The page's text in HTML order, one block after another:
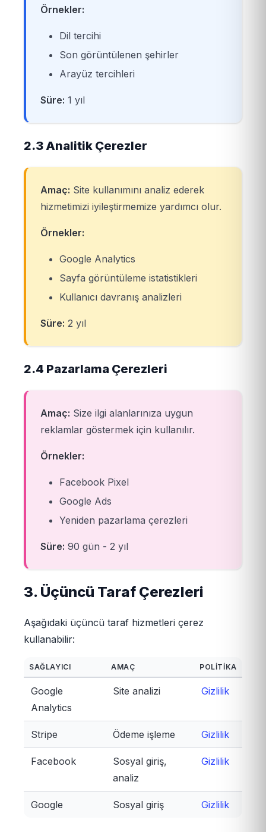
Örnekler:
Dil tercihi
Son görüntülenen şehirler
Arayüz tercihleri
Süre: 1 yıl
2.3 Analitik Çerezler
Amaç: Site kullanımını analiz ederek
hizmetimizi iyileştirmemize yardımcı olur.
Örnekler:
Google Analytics
Sayfa görüntüleme istatistikleri
Kullanıcı davranış analizleri
Süre: 2 yıl
2.4 Pazarlama Çerezleri
Amaç: Size ilgi alanlarınıza uygun
reklamlar göstermek için kullanılır.
Örnekler:
Facebook Pixel
Google Ads
Yeniden pazarlama çerezleri
Süre: 90 gün - 2 yıl
3. Üçüncü Taraf Çerezleri
Aşağıdaki üçüncü taraf hizmetleri çerez
kullanabilir:
SAĞLAYICI AMAÇ POLITIKA
Google
Analytics
Site analizi Gizlilik
Stripe Ödeme işleme Gizlilik
Facebook
Sosyal giriş,
analiz
Gizlilik
Google Sosyal giriş Gizlilik